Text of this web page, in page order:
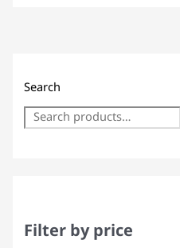
Search
Filter by price